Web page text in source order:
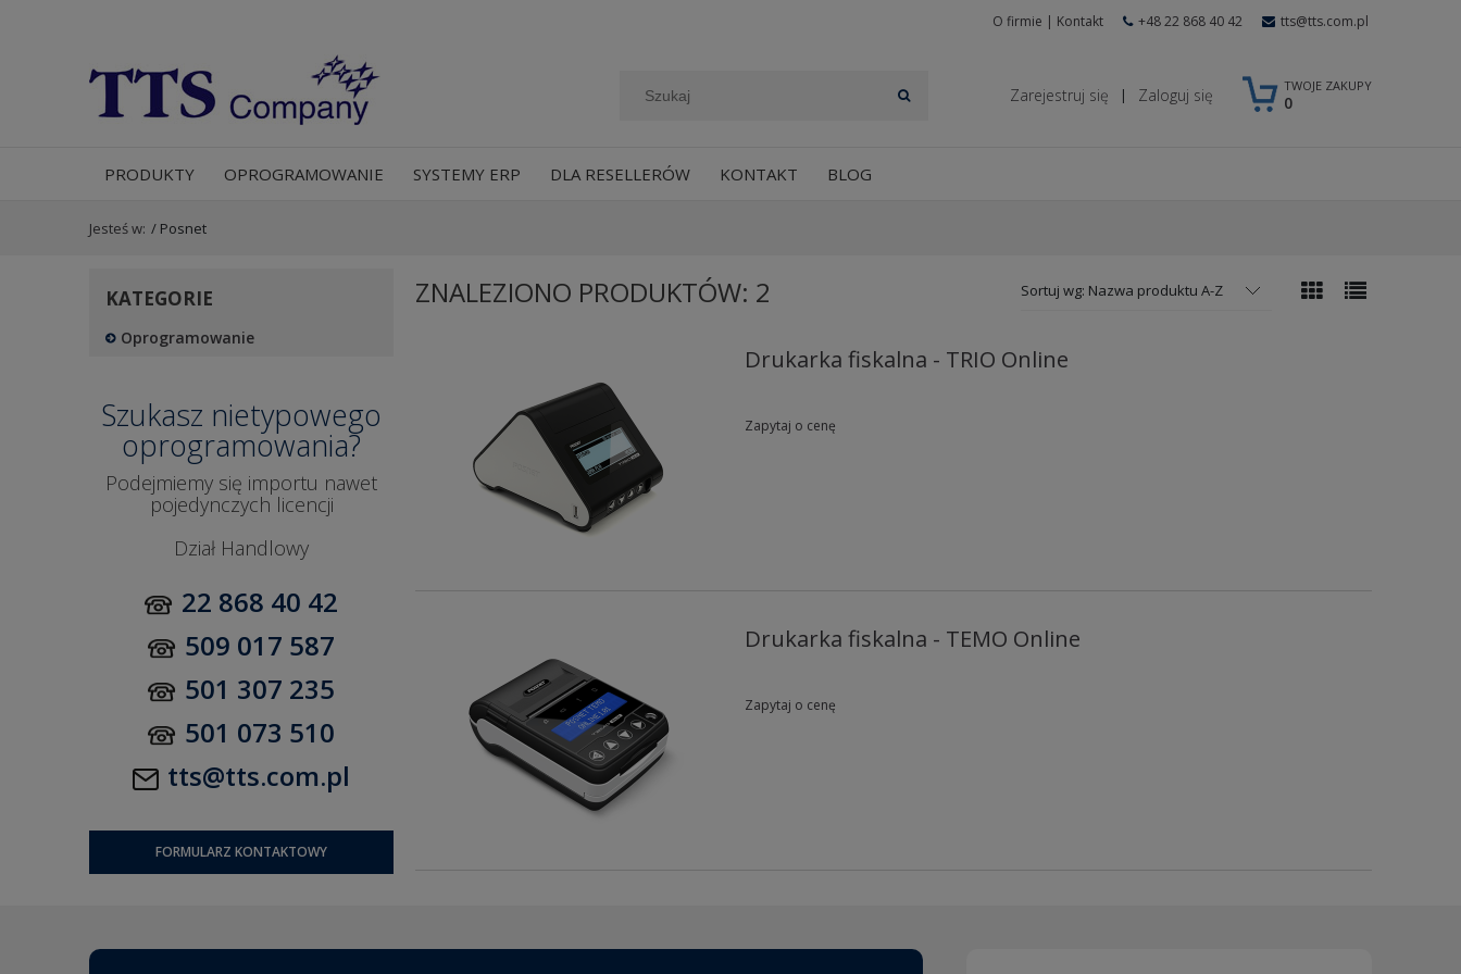
O firmie | Kontakt +48 22 868 40 42 tts@tts.com.pl
TWOJE ZAKUPY
0
Zarejestruj się | Zaloguj się
PRODUKTY OPROGRAMOWANIE SYSTEMY ERP DLA RESELLERÓW KONTAKT BLOG
Jesteś w: / Posnet
KATEGORIE
Oprogramowanie
Szukasz nietypowego
oprogramowania?
Podejmiemy się importu nawet
pojedynczych licencji
Dział Handlowy
22 868 40 42
509 017 587
501 307 235
501 073 510
tts@tts.com.pl
FORMULARZ KONTAKTOWY
ZNALEZIONO PRODUKTÓW: 2 Sortuj wg: Nazwa produktu A-Z
Drukarka fiskalna - TRIO Online
Zapytaj o cenę
Drukarka fiskalna - TEMO Online
Zapytaj o cenę